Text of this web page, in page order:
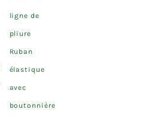
ligne de
pliure
Ruban
élastique
avec
boutonnière